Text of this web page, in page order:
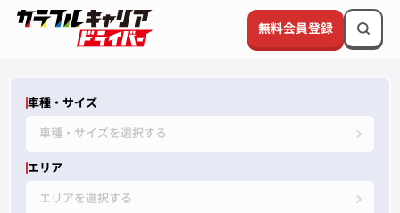
無料会員登録
車種・サイズ
車種・サイズを選択する
エリア
エリアを選択する